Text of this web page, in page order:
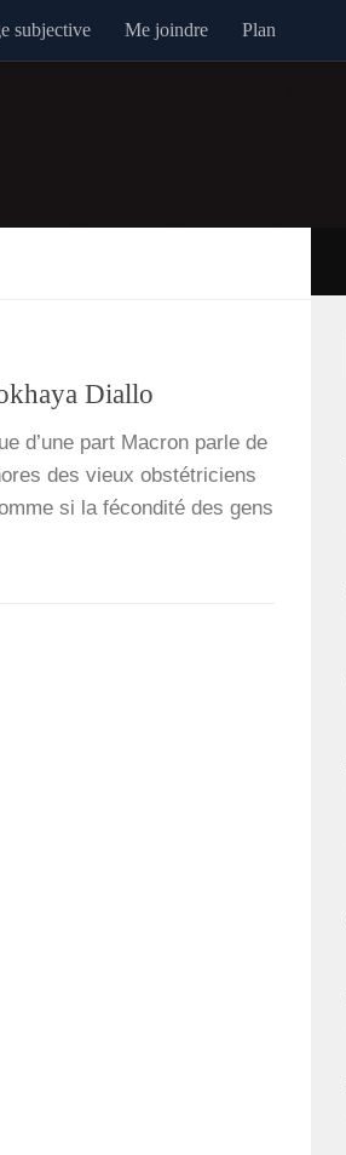
subjective Me joindre Plan
Diallo
d’une part Macron parle de
des vieux obs­té­tri­ciens
si la fécon­di­té des gens